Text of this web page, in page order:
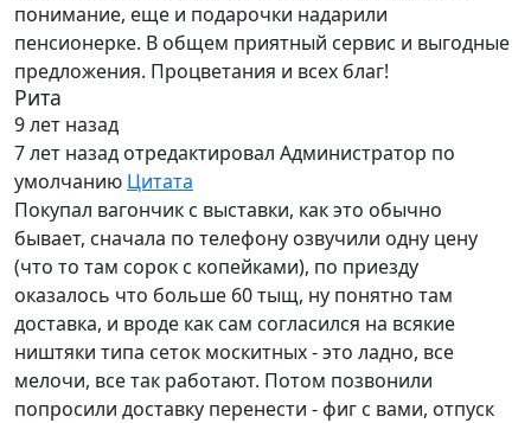
понимание, еще и подарочки надарили
пенсионерке. В общем приятный сервис и выгодные
предложения. Процветания и всех благ!
Рита
9 лет назад
7 лет назад отредактировал Администратор по
умолчанию Цитата
Покупал вагончик с выставки, как это обычно
бывает, сначала по телефону озвучили одну цену
(что то там сорок с копейками), по приезду
оказалось что больше 60 тыщ, ну понятно там
доставка, и вроде как сам согласился на всякие
ништяки типа сеток москитных - это ладно, все
мелочи, все так работают. Потом позвонили
попросили доставку перенести - фиг с вами, отпуск